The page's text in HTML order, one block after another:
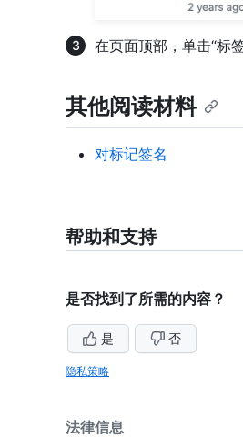
在页面顶部，单击“标签
其他阅读材料
对标记签名
帮助和支持
是否找到了所需的内容？
是 否
隐私策略
法律信息